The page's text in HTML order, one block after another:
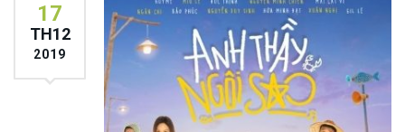
17
TH12
2019